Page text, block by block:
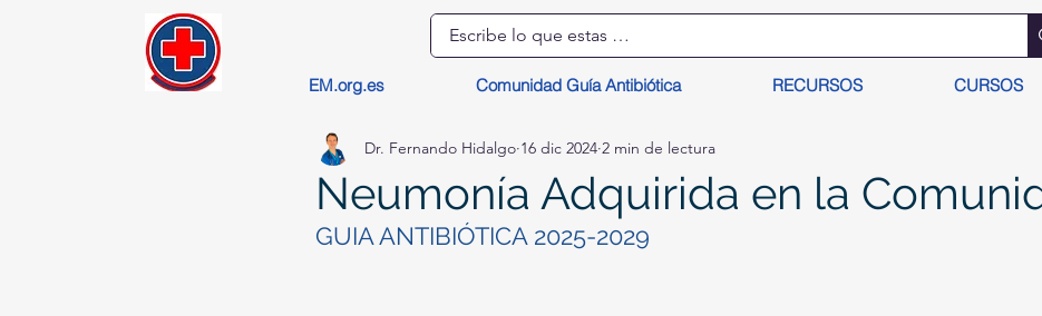
EM.org.es Comunidad Guía Antibiótica RECURSOS CURSOS
Neumonía Adquirida en la
Dr. Fernando Hidalgo 16 dic 2024 2 min de lectura
GUIA ANTIBIÓTICA 2025-2029